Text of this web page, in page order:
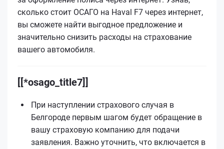
сколько стоит ОСАГО на Haval F7 через интернет,
вы сможете найти выгодное предложение и
значительно снизить расходы на страхование
вашего автомобиля.
[[*osago_title7]]
При наступлении страхового случая в
Белгороде первым шагом будет обращение в
вашу страховую компанию для подачи
заявления. Важно уточнить, что включается в